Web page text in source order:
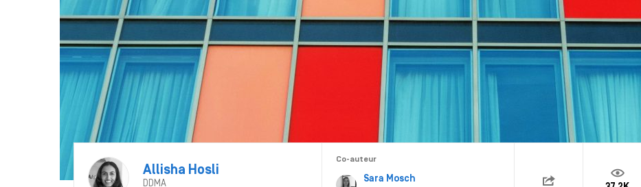
Allisha Hosli
DDMA
Co-auteur
Sara Mosch